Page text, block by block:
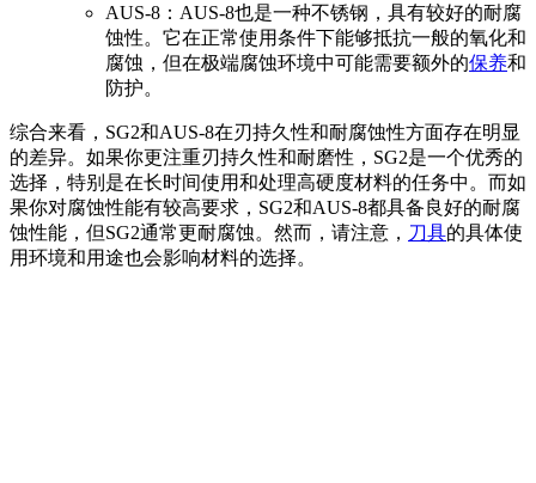
AUS-8：AUS-8也是一种不锈钢，具有较好的耐腐
蚀性。它在正常使用条件下能够抵抗一般的氧化和
腐蚀，但在极端腐蚀环境中可能需要额外的保养和
防护。
综合来看，SG2和AUS-8在刃持久性和耐腐蚀性方面存在明显
的差异。如果你更注重刃持久性和耐磨性，SG2是一个优秀的
选择，特别是在长时间使用和处理高硬度材料的任务中。而如
果你对腐蚀性能有较高要求，SG2和AUS-8都具备良好的耐腐
蚀性能，但SG2通常更耐腐蚀。然而，请注意， 刀具的具体使
用环境和用途也会影响材料的选择。